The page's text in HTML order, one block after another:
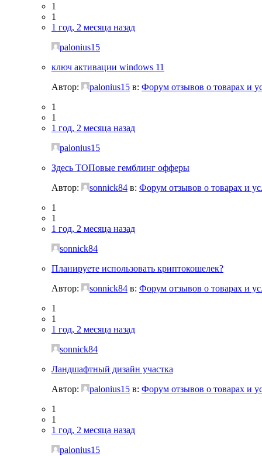
1
1
1 год, 2 месяца назад
palonius15
ключ активации windows 11
Автор:
palonius15 в: Форум отзывов о товарах и
1
1
1 год, 2 месяца назад
palonius15
Здесь ТОПовые гемблинг офферы
Автор:
sonnick84 в: Форум отзывов о товарах и
1
1
1 год, 2 месяца назад
sonnick84
Планируете использовать криптокошелек?
Автор:
sonnick84 в: Форум отзывов о товарах и
1
1
1 год, 2 месяца назад
sonnick84
Ландшафтный дизайн участка
Автор:
palonius15 в: Форум отзывов о товарах и
1
1
1 год, 2 месяца назад
palonius15